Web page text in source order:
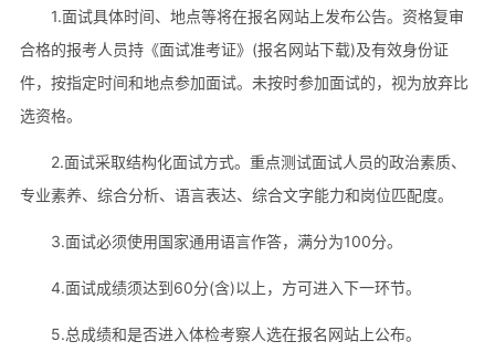
1.面试具体时间、地点等将在报名网站上发布公告。资格复审
合格的报考人员持《面试准考证》(报名网站下载)及有效身份证
件，按指定时间和地点参加面试。未按时参加面试的，视为放弃比
选资格。
2.面试采取结构化面试方式。重点测试面试人员的政治素质、
专业素养、综合分析、语言表达、综合文字能力和岗位匹配度。
3.面试必须使用国家通用语言作答，满分为100分。
4.面试成绩须达到60分(含)以上，方可进入下一环节。
5.总成绩和是否进入体检考察人选在报名网站上公布。